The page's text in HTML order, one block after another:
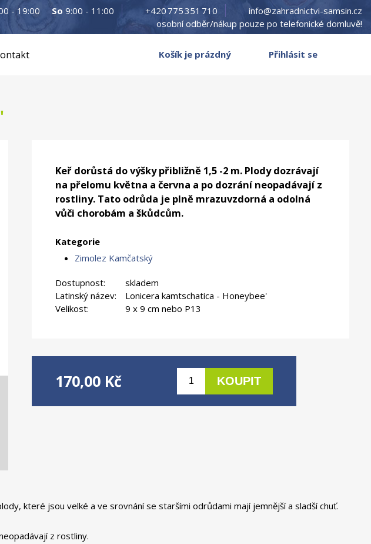
- 19:00 So 9:00 - 11:00 +420 775 351 710
info@zahradnictvi-samsin.cz
osobní odběr/nákup pouze po telefonické domluvě!
Košík je prázdný Přihlásit se
Keř dorůstá do výšky přibližně 1,5 -2 m. Plody dozrávají
na přelomu května a června a po dozrání neopadávají z
rostliny. Tato odrůda je plně mrazuvzdorná a odolná
vůči chorobám a škůdcům.
Kategorie
Zimolez Kamčatský
Dostupnost:
skladem
Latinský název:
Lonicera kamtschatica - Honeybee'
Velikost:
9 x 9 cm nebo P13
170,00 Kč
které jsou velké a ve srovnání se staršími odrůdami mají jemnější a sladší chuť.
z rostliny.